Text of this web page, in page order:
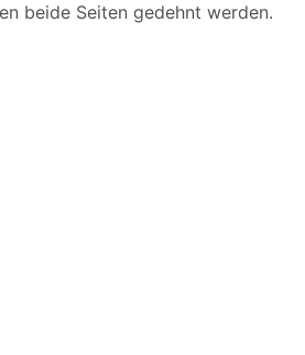
beide Seiten gedehnt werden.